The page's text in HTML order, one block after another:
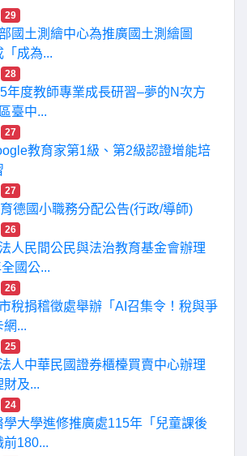
29
國土測繪中心為推廣國土測繪圖
成為...
28
年度教師專業成長研習–夢的N次方
臺中...
27
教育家第1級、第2級認證增能培
27
德國小職務分配公告(行政/導師)
26
人民間公民與法治教育基金會辦理
國公...
26
稅捐稽徵處舉辦「AI召集令！稅與爭
網...
25
人中華民國證券櫃檯買賣中心辦理
財及...
24
學大學進修推廣處115年「兒童課後
前180...